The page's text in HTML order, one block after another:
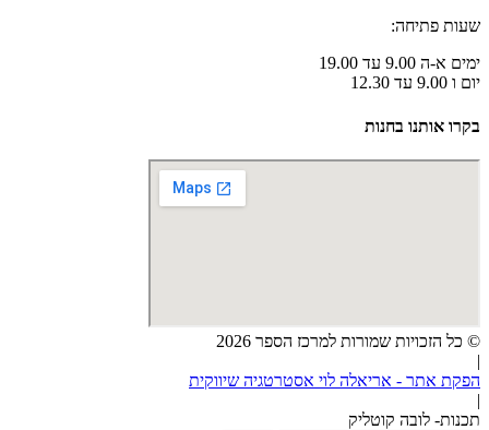
שעות פתיחה:
ימים א-ה 9.00 עד 19.00
יום ו 9.00 עד 12.30
בקרו אותנו בחנות
© כל הזכויות שמורות למרכז הספר 2026
|
הפקת אתר - אריאלה לוי אסטרטגיה שיווקית
|
תכנות- לובה קוטליק